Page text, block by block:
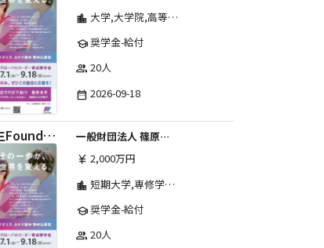
location_city 大学,大学院,高等学校,その他,高等専門学校,専修学校,短期大学
school奨学金-給付
group 20人
date_range 2026-09-18
【高校生Foundation Course 】2026年度 しのはら財団 アメリカ・イギリス・カナダ英語留学奨学金
一般財団法人 篠原欣子記念財団 (海外留学奨学金グループ)
currency_yen 2,000万円
location_city 短期大学,専修学校,高等専門学校,その他,高等学校,大学院,大学
school奨学金-給付
group 20人